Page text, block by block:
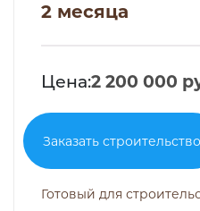
2 месяца
Цена:2 200 000
Заказать строительство
Готовый для